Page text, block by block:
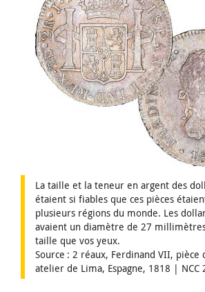
La taille et la teneur en argent des
étaient si fiables que ces pièces
plusieurs régions du monde. Les
avaient un diamètre de 27
taille que vos yeux.
Source : 2 réaux, Ferdinand VII, pièce
atelier de Lima, Espagne, 1818 | NCC